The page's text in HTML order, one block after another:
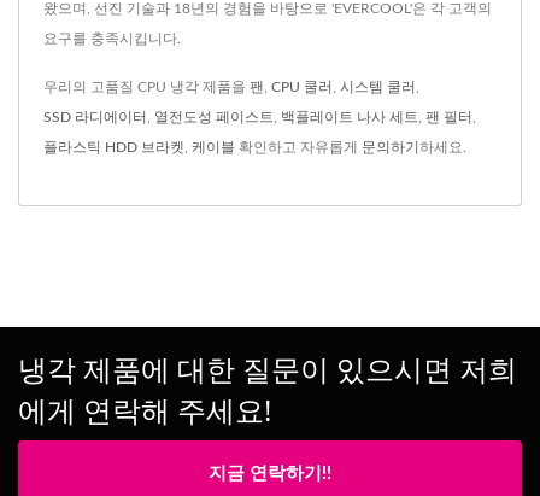
왔으며, 선진 기술과 18년의 경험을 바탕으로 'EVERCOOL'은 각 고객의
요구를 충족시킵니다.
우리의 고품질 CPU 냉각 제품을 팬 CPU 쿨러 시스템 쿨러
SSD 라디에이터 열전도성 페이스트 백플레이트 나사 세트 팬 필터
플라스틱 HDD 브라켓 케이블 확인하고 자유롭게 문의하기 하세요.
냉각 제품에 대한 질문이 있으시면 저희
에게 연락해 주세요!
지금 연락하기!!